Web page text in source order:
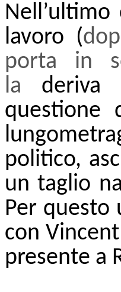
lavoro (
porta in
la deriva
questione
politico,
un taglio
Per questo
con
presente a